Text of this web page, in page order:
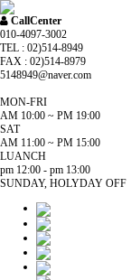
CallCenter
010-4097-3002
TEL : 02)514-8949
FAX : 02)514-8979
5148949@naver.com
MON-FRI
AM 10:00 ~ PM 19:00
SAT
AM 11:00 ~ PM 15:00
LUANCH
pm 12:00 - pm 13:00
SUNDAY, HOLYDAY OFF